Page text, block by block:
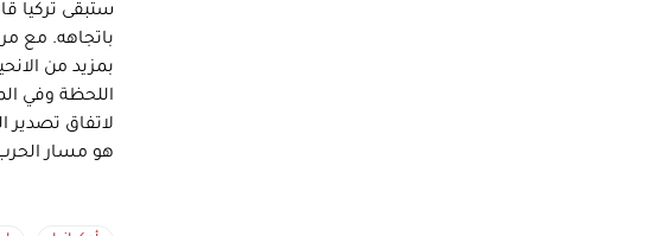
ستبقى تركيا
باتجاهه. مع
بمزيد من
اللحظة وفي
لاتفاق تصدير
هو مسار الحرب